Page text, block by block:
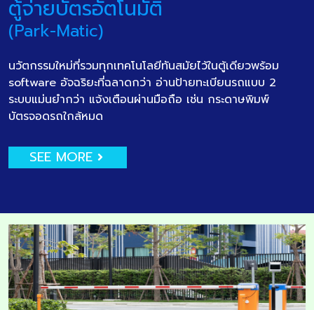
ตู้จ่ายบัตรอัตโนมัติ
(Park-Matic)
นวัตกรรมใหม่ที่รวมทุกเทคโนโลยีทันสมัยไว้ในตู้เดียวพร้อม
software อัจฉริยะที่ฉลาดกว่า อ่านป้ายทะเบียนรถแบบ 2
ระบบแม่นยำกว่า แจ้งเตือนผ่านมือถือ เช่น กระดาษพิมพ์
บัตรจอดรถใกล้หมด
SEE MORE